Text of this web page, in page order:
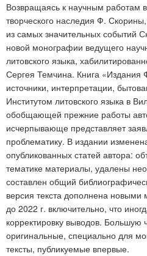
Возвращаясь к научным работам
творческого наследия Ф.
из самых значительных событий
новой монографии ведущего
литовского языка,
Сергея Темчина. Книга «Издания
источники, интерпретации,
Институтом литовского языка в
обобщающей прежние работы
исчерпывающе представляет
проблематику. В издании
опубликованных статей автора:
тематике материалы, удалены
составлен общий
версия текста дополнена новыми
до 2022 г. включительно, что
корректировку выводов. Большую
оригинальные, специально для
тексты, публикуемые впервые.